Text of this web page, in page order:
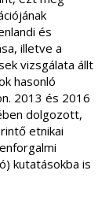
és
illetve a
vizsgálata állt
hasonló
2013 és 2016
dolgozott,
etnikai
kutatásokba is